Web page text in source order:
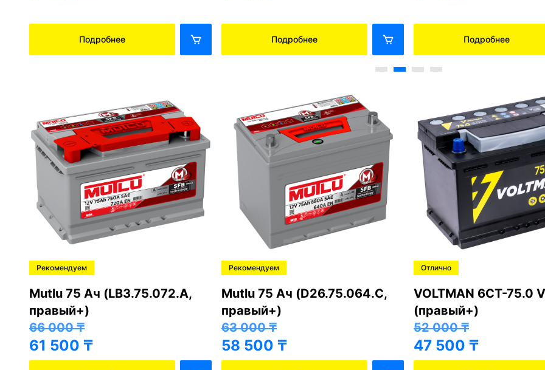
Подробнее Подробнее Подробнее
Рекомендуем
Mutlu 75 Ач (LB3.75.072.A,
правый+)
66 000₸
61 500 ₸
Рекомендуем
Mutlu 75 Ач (D26.75.064.C,
правый+)
63 000₸
58 500 ₸
Отлично
VOLTMAN 6CT-75.0
(правый+)
52 000₸
47 500 ₸